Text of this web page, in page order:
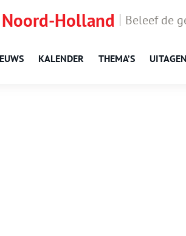
Holland Beleef de
KALENDER THEMA’S